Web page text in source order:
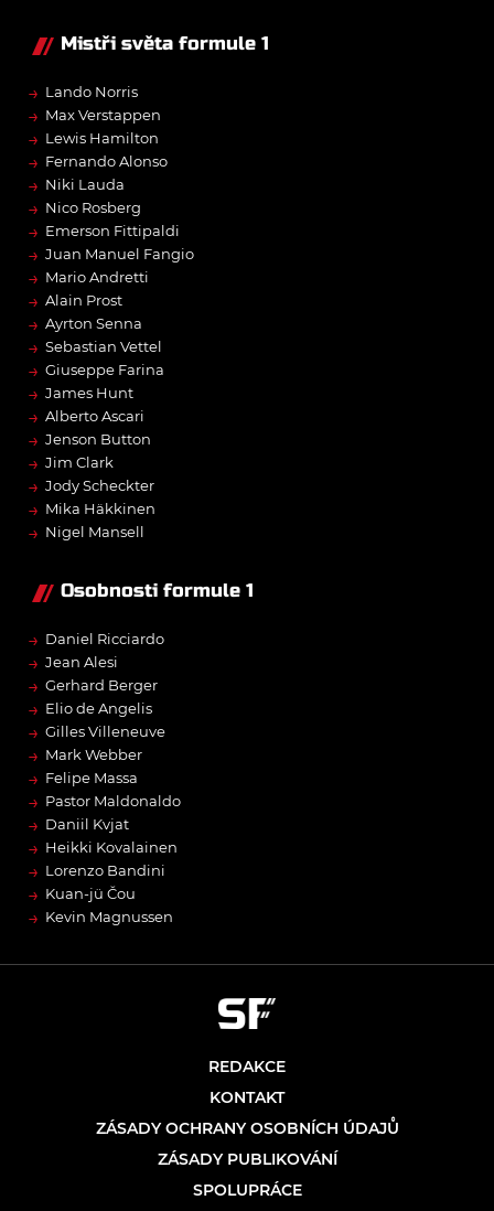
Mistři světa formule 1
→ Lando Norris
→ Max Verstappen
→ Lewis Hamilton
→ Fernando Alonso
→ Niki Lauda
→ Nico Rosberg
→ Emerson Fittipaldi
→ Juan Manuel Fangio
→ Mario Andretti
→ Alain Prost
→ Ayrton Senna
→ Sebastian Vettel
→ Giuseppe Farina
→ James Hunt
→ Alberto Ascari
→ Jenson Button
→ Jim Clark
→ Jody Scheckter
→ Mika Häkkinen
→ Nigel Mansell
Osobnosti formule 1
→ Daniel Ricciardo
→ Jean Alesi
→ Gerhard Berger
→ Elio de Angelis
→ Gilles Villeneuve
→ Mark Webber
→ Felipe Massa
→ Pastor Maldonaldo
→ Daniil Kvjat
→ Heikki Kovalainen
→ Lorenzo Bandini
→ Kuan-jü Čou
→ Kevin Magnussen
REDAKCE
KONTAKT
ZÁSADY OCHRANY OSOBNÍCH ÚDAJŮ
ZÁSADY PUBLIKOVÁNÍ
SPOLUPRÁCE